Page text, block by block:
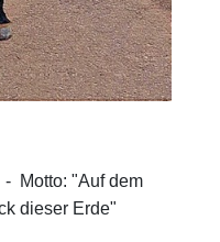
Motto: "Auf dem
dieser Erde"